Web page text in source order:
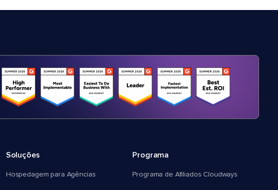
Soluções
Hospedagem para Agências
Programa
Programa de Afiliados Cloudways